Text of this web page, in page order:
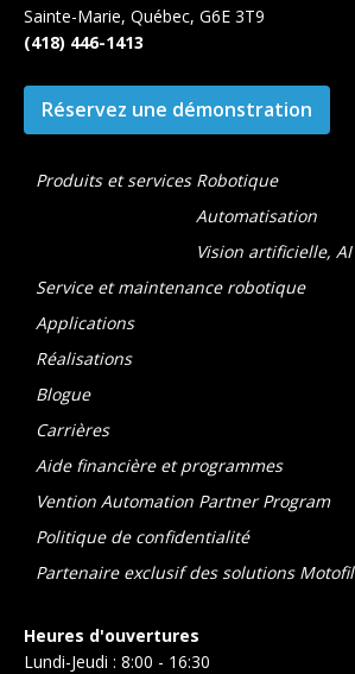
Sainte-Marie, Québec, G6E 3T9
(418) 446-1413
Réservez une démonstration
Produits et services Robotique
Automatisation
Vision artificielle, AI
Service et maintenance robotique
Applications
Réalisations
Blogue
Carrières
Aide financière et programmes
Vention Automation Partner Program
Politique de confidentialité
Partenaire exclusif des solutions Motofil
Heures d'ouvertures
Lundi-Jeudi : 8:00 - 16:30